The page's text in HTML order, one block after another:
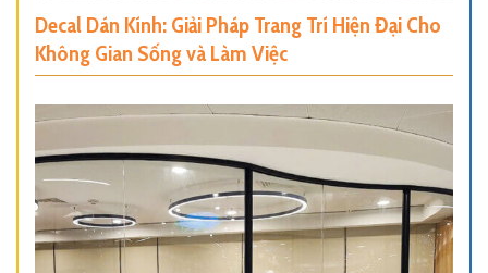
Decal Dán Kính: Giải Pháp Trang Trí Hiện Đại Cho
Không Gian Sống và Làm Việc